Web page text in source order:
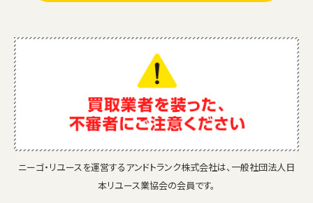
ニーゴ・リユースを運営するアンドトランク株式会社は、一般社団法人日
本リユース業協会の会員です。